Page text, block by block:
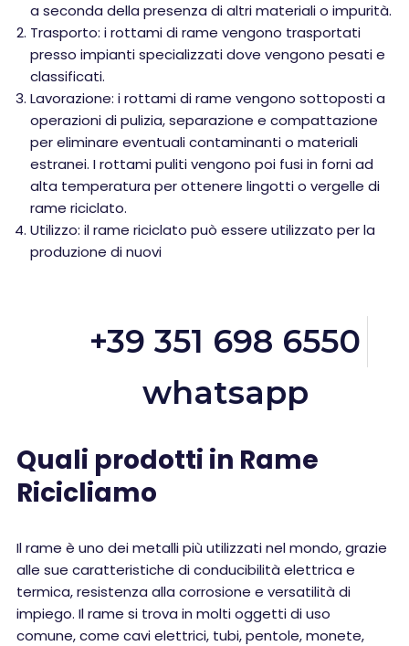
a seconda della presenza di altri materiali o impurità.
Trasporto: i rottami di rame vengono trasportati
presso impianti specializzati dove vengono pesati e
classificati.
Lavorazione: i rottami di rame vengono sottoposti a
operazioni di pulizia, separazione e compattazione
per eliminare eventuali contaminanti o materiali
estranei. I rottami puliti vengono poi fusi in forni ad
alta temperatura per ottenere lingotti o vergelle di
rame riciclato.
Utilizzo: il rame riciclato può essere utilizzato per la
produzione di nuovi
+39 351 698 6550
whatsapp
Quali prodotti in Rame
Ricicliamo
Il rame è uno dei metalli più utilizzati nel mondo, grazie
alle sue caratteristiche di conducibilità elettrica e
termica, resistenza alla corrosione e versatilità di
impiego. Il rame si trova in molti oggetti di uso
comune, come cavi elettrici, tubi, pentole, monete,